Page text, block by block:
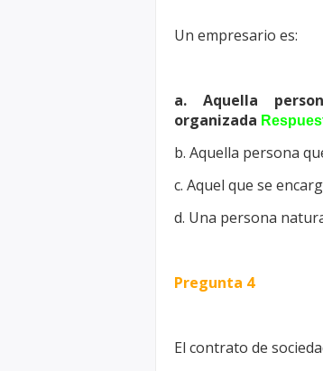
Un empresario es:
a. Aquella
organizada
b. Aquella persona
c. Aquel que se
d. Una persona
Pregunta 4
El contrato de